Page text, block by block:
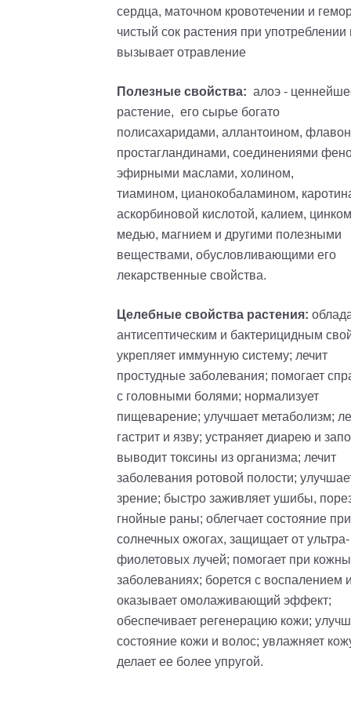
сердца, маточном кровотечении и
чистый сок растения при употреблении
вызывает отравление
Полезные свойства: алоэ -
растение, его сырье богато
полисахаридами, аллантоином, фла
простагландинами, соединениями
эфирными маслами, холином,
тиамином, цианокобаламином,
аскорбиновой кислотой, калием,
медью, магнием и другими полезными
веществами, обусловливающими его
лекарственные свойства.
Целебные свойства растения:
антисептическим и бактерицидным
укрепляет иммунную систему; лечит
простудные заболевания; помогает
с головными болями; нормализует
пищеварение; улучшает метаболизм;
гастрит и язву; устраняет диарею и
выводит токсины из организма; лечит
заболевания ротовой полости;
зрение; быстро заживляет ушибы,
гнойные раны; облегчает состояние при
солнечных ожогах, защищает от ультра-
фиолетовых лучей; помогает при
заболеваниях; борется с воспалением
оказывает омолаживающий эффект;
обеспечивает регенерацию кожи;
состояние кожи и волос; увлажняет
делает ее более упругой.